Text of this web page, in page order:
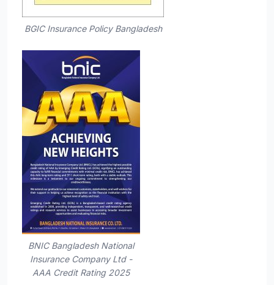
BGIC Insurance Policy Bangladesh
BNIC Bangladesh National
Insurance Company Ltd -
AAA Credit Rating 2025